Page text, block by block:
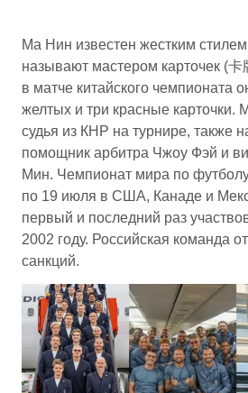
Ма Нин известен жестким стилем
называют мастером карточек (卡
в матче китайского чемпионата
желтых и три красные
судья из КНР на турнире, также
помощник арбитра Чжоу Фэй и
Мин. Чемпионат мира по
по 19 июля в США, Канаде и
первый и последний раз
2002 году. Российская команда
санкций.